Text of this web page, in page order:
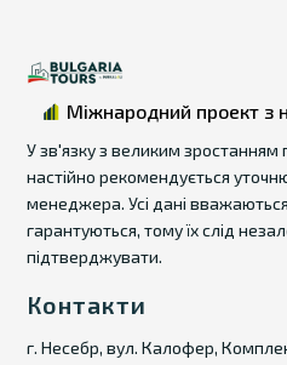
нерухомості з чудовим
будинком і вигідним
Цей варіант варто
житло біля моря з
району і перспективою
Міжнародний проект з
У зв'язку з великим зростанням
настійно рекомендується
менеджера. Усі дані
гарантуються, тому їх слід
підтверджувати.
Контакти
г. Несебр, вул. Калофер,